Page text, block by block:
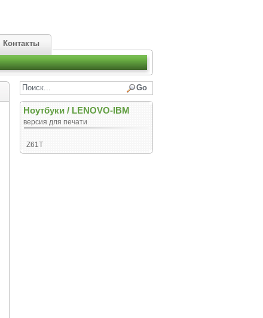
Контакты
Ноутбуки/ LENOVO-IBM
версия для печати
Z61T